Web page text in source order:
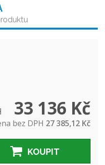
33 136 Kč
bez DPH 27 385,12 Kč
KOUPIT